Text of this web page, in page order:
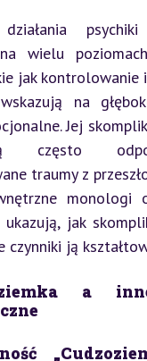
działania
wielu
jak kontrolowanie
na
Jej
często
traumy z
monologi
ukazują, jak
czynniki ją
a